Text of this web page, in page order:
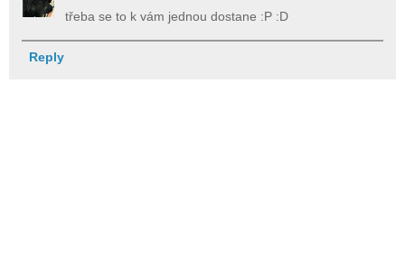
třeba se to k vám jednou dostane :P :D
Reply